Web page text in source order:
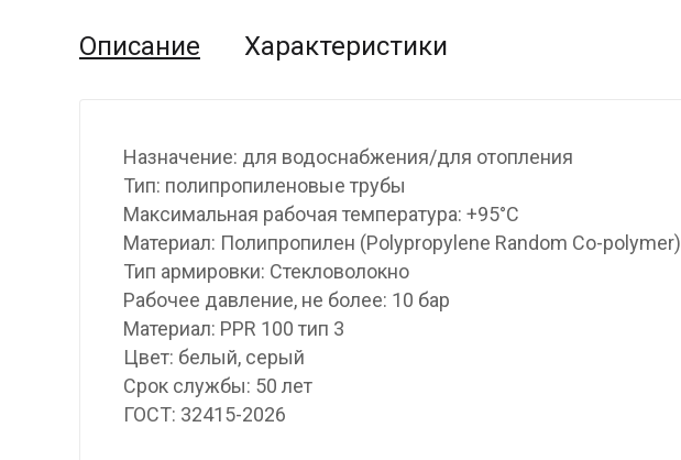
Описание Характеристики
Назначение: для водоснабжения/для отопления
Тип: полипропиленовые трубы
Максимальная рабочая температура: +95°С
Материал: Полипропилен (Polypropylene Random Co-
Тип армировки: Стекловолокно
Рабочее давление, не более: 10 бар
Материал: PPR 100 тип 3
Цвет: белый, серый
Срок службы: 50 лет
ГОСТ: 32415-2026